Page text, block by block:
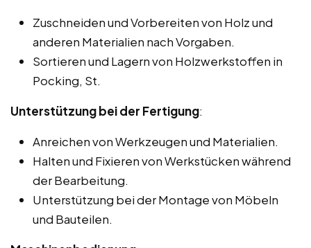
Zuschneiden und Vorbereiten von Holz und
anderen Materialien nach Vorgaben.
Sortieren und Lagern von Holzwerkstoffen in
Pocking, St.
Unterstützung bei der Fertigung:
Anreichen von Werkzeugen und Materialien.
Halten und Fixieren von Werkstücken während
der Bearbeitung.
Unterstützung bei der Montage von Möbeln
und Bauteilen.